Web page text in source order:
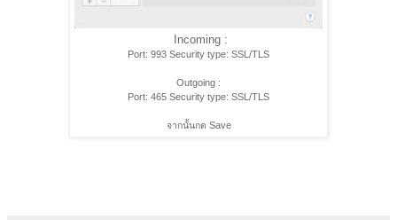
Incoming :
Port: 993 Security type: SSL/TLS
Outgoing :
Port: 465 Security type: SSL/TLS
จากนั้นกด Save